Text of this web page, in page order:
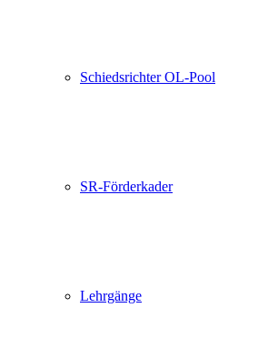
Schiedsrichter OL-Pool
SR-Förderkader
Lehrgänge